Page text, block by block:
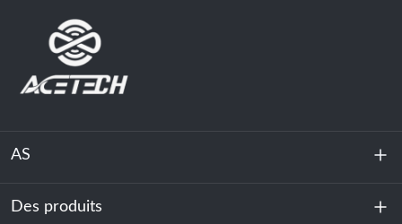
AS
À propos de nous
Des produits